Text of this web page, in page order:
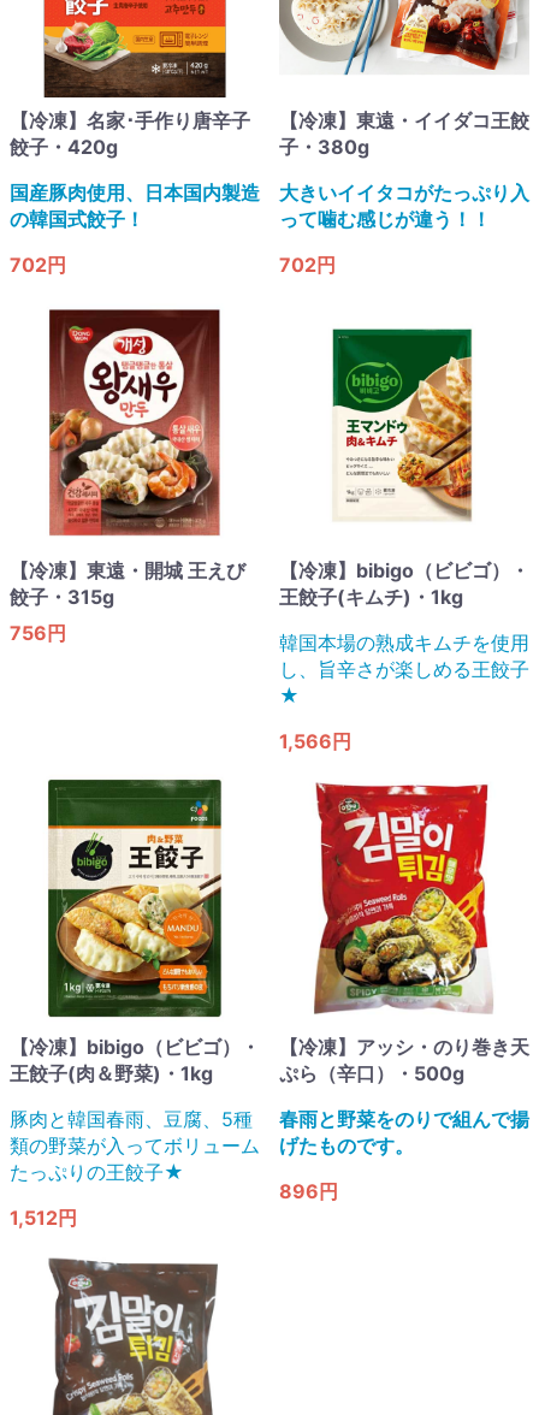
【冷凍】名家･手作り唐辛子
餃子・420g
国産豚肉使用、日本国内製造
の韓国式餃子！
702円
【冷凍】東遠・イイダコ王餃
子・380g
大きいイイタコがたっぷり入
って噛む感じが違う！！
702円
【冷凍】東遠・開城 王えび
餃子・315g
756円
【冷凍】bibigo（ビビゴ）・
王餃子(キムチ)・1kg
韓国本場の熟成キムチを使用
し、旨辛さが楽しめる王餃子
★
1,566円
【冷凍】bibigo（ビビゴ）・
王餃子(肉＆野菜)・1kg
豚肉と韓国春雨、豆腐、5種
類の野菜が入ってボリューム
たっぷりの王餃子★
1,512円
【冷凍】アッシ・のり巻き天
ぷら（辛口）・500g
春雨と野菜をのりで組んで揚
げたものです。
896円